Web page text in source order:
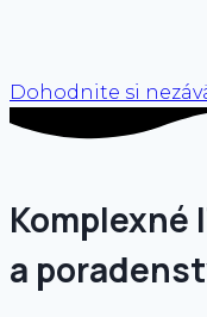
Dohodnite si
Komplexné
a